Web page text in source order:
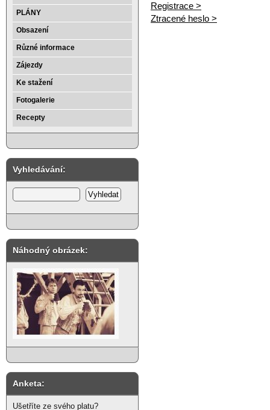
PLÁNY
Obsazení
Různé informace
Zájezdy
Ke stažení
Fotogalerie
Recepty
Vyhledávání:
Náhodný obrázek:
Anketa:
Ušetříte ze svého platu?
Registrace >
Ztracené heslo >